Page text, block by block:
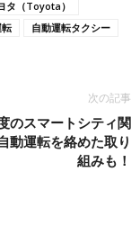
タ（Toyota）
自動運転タクシー
次の記事
のスマートシティ関
動運転を絡めた取り
組みも！